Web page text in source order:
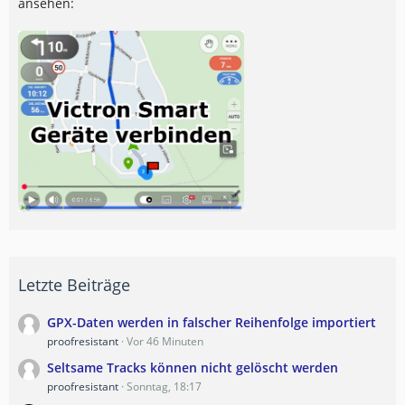
Letzte Beiträge
GPX-Daten werden in falscher Reihenfolge importiert
proofresistant Vor 46 Minuten
Seltsame Tracks können nicht gelöscht werden
proofresistant Sonntag, 18:17